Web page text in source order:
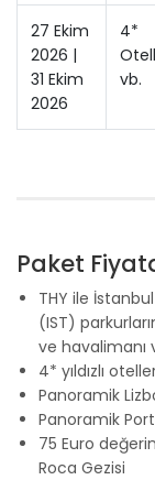
27 Ekim
2026 |
31 Ekim
2026
4*
vb.
Paket
THY ile
(IST)
ve havalimanı
4* yıldızlı
Panoramik
Panoramik
75 Euro
Roca Gezisi